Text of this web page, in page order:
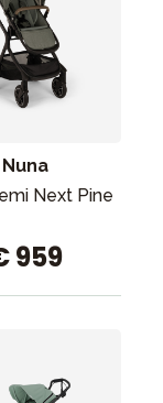
Nuna
Next Pine
959